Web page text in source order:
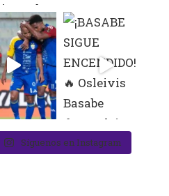
Síguenos en Instagram